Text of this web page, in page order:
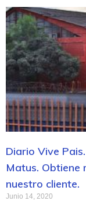
Diario Vive
Matus. Obtiene
nuestro cliente.
Junio 14, 2020